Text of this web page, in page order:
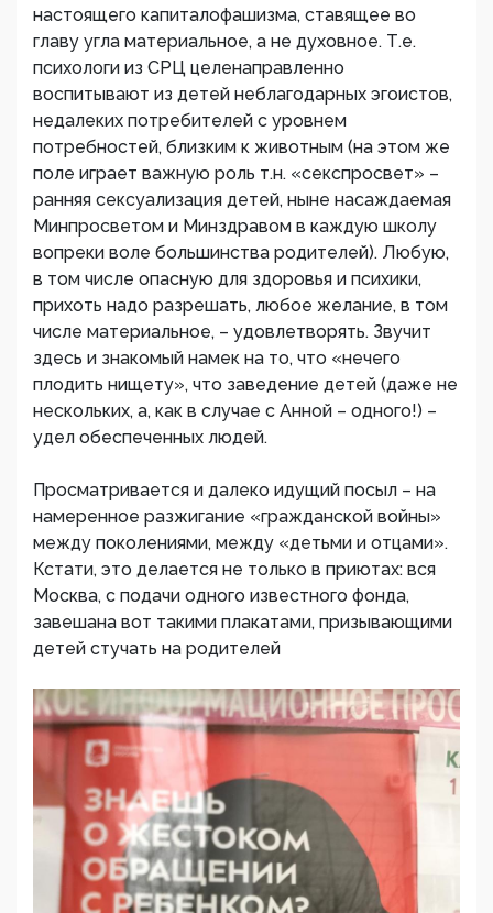
настоящего капиталофашизма, ставящее во
главу угла материальное, а не духовное. Т.е.
психологи из СРЦ целенаправленно
воспитывают из детей неблагодарных эгоистов,
недалеких потребителей с уровнем
потребностей, близким к животным (на этом же
поле играет важную роль т.н. «секспросвет» –
ранняя сексуализация детей, ныне насаждаемая
Минпросветом и Минздравом в каждую школу
вопреки воле большинства родителей). Любую,
в том числе опасную для здоровья и психики,
прихоть надо разрешать, любое желание, в том
числе материальное, – удовлетворять. Звучит
здесь и знакомый намек на то, что «нечего
плодить нищету», что заведение детей (даже не
нескольких, а, как в случае с Анной – одного!) –
удел обеспеченных людей.
Просматривается и далеко идущий посыл – на
намеренное разжигание «гражданской войны»
между поколениями, между «детьми и отцами».
Кстати, это делается не только в приютах: вся
Москва, с подачи одного известного фонда,
завешана вот такими плакатами, призывающими
детей стучать на родителей